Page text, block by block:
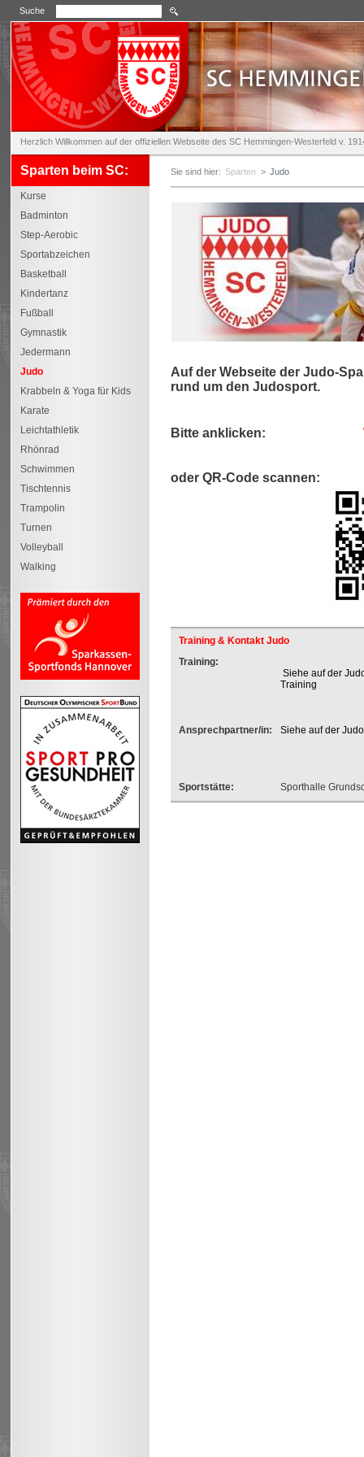
Suche
Herzlich Willkommen auf der offiziellen Webseite des SC Hemmingen-Westerfeld v.
Sparten beim SC:
Kurse
Badminton
Step-Aerobic
Sportabzeichen
Basketball
Kindertanz
Fußball
Gymnastik
Jedermann
Judo
Krabbeln & Yoga für Kids
Karate
Leichtathletik
Rhönrad
Schwimmen
Tischtennis
Trampolin
Turnen
Volleyball
Walking
Sie sind hier: Sparten > Judo
Auf der Webseite der Judo-
rund um den Judosport.
Bitte anklicken:
oder QR-Code scannen:
Training & Kontakt Judo
Training:
Siehe auf der
Training
Ansprechpartner/in: Siehe auf der
Sportstätte: Sporthalle